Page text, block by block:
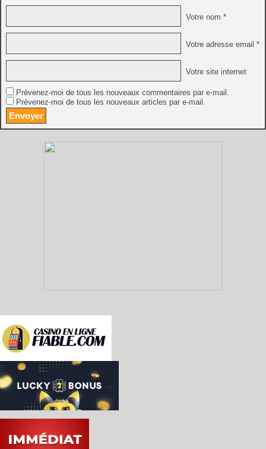
Votre nom *
Votre adresse email *
Votre site internet
Prévenez-moi de tous les nouveaux commentaires par e-mail.
Prévenez-moi de tous les nouveaux articles par e-mail.